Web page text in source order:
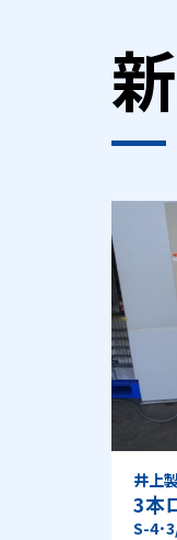
井上
3本
S-4･